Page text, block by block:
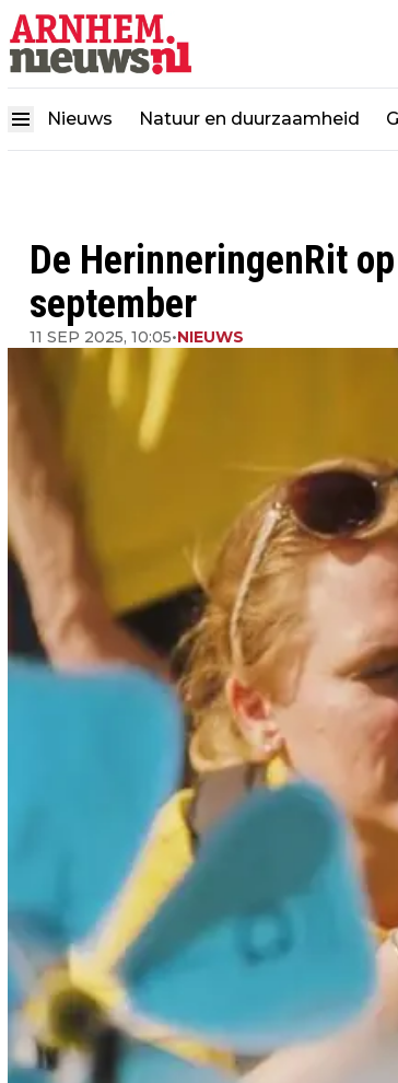
Nieuws Natuur en duurzaamheid
De HerinneringenRit
september
11 SEP 2025, 10:05•NIEUWS